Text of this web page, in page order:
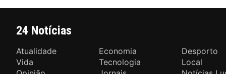
24 Notícias
Atualidade Economia
Desporto
Vida
Tecnologia
Local